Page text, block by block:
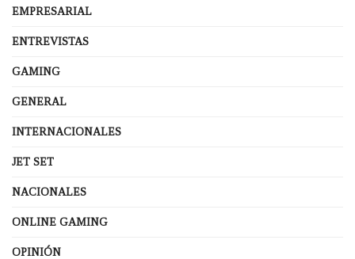
EMPRESARIAL
ENTREVISTAS
GAMING
GENERAL
INTERNACIONALES
JET SET
NACIONALES
ONLINE GAMING
OPINIÓN